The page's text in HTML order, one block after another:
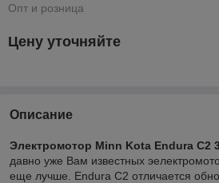
Опт и розница
Цену уточняйте
Описание
Электромотор Minn Kota Endura C2
давно уже Вам известных
еще лучше. Endura C2 отличается